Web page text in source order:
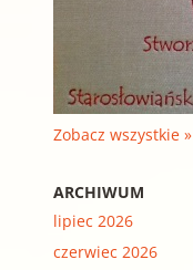
Zobacz wszystkie »
ARCHIWUM
lipiec 2026
czerwiec 2026